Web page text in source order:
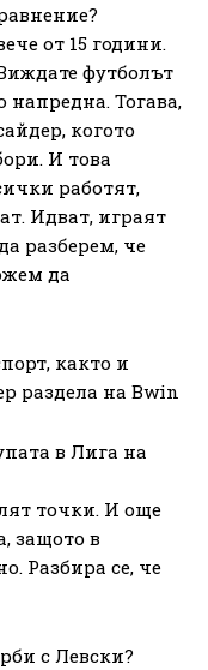
от 15 години.
футболът
напредна. Тогава,
когото
И това
работят,
Идват, играят
разберем, че
да
както и
раздела на Bwin
в Лига на
точки. И още
защото в
Разбира се, че
с Левски?